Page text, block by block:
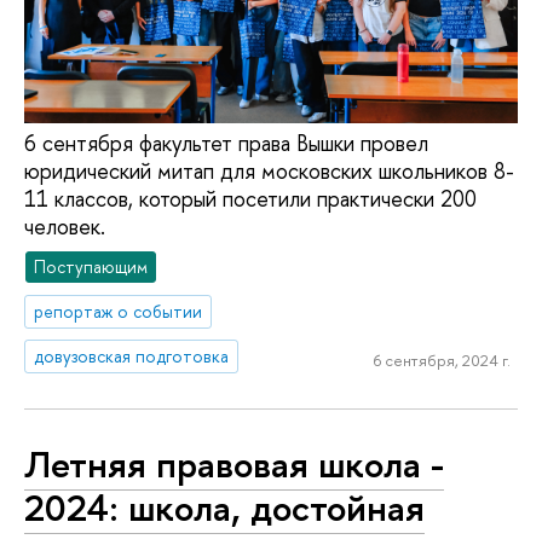
6 сентября факультет права Вышки провел
юридический митап для московских школьников 8-
11 классов, который посетили практически 200
человек.
Поступающим
репортаж о событии
довузовская подготовка
6 сентября, 2024 г.
Летняя правовая школа -
2024: школа, достойная